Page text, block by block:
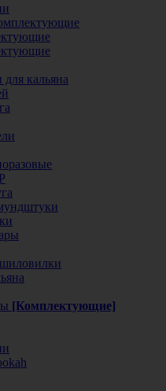
кальяна
[Комплектующие]